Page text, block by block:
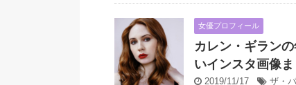
女優プロフィール
カレン・ギラン
いインスタ画像
2019/11/17 ザ・